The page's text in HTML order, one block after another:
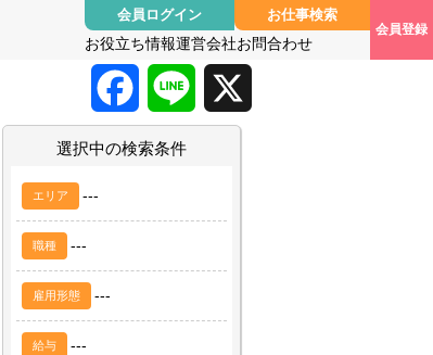
会員ログイン お仕事検索
お役立ち情報運営会社お問合わせ
会員登録
選択中の検索条件
エリア ---
職種 ---
雇用形態 ---
給与 ---
o